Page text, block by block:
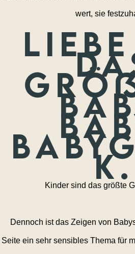
wert, sie
k.
Kinder sind das größte
Dennoch ist das Zeigen von
Seite ein sehr sensibles Thema für